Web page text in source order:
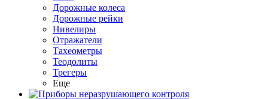
Дорожные колеса
Дорожные рейки
Нивелиры
Отражатели
Тахеометры
Теодолиты
Трегеры
Еще